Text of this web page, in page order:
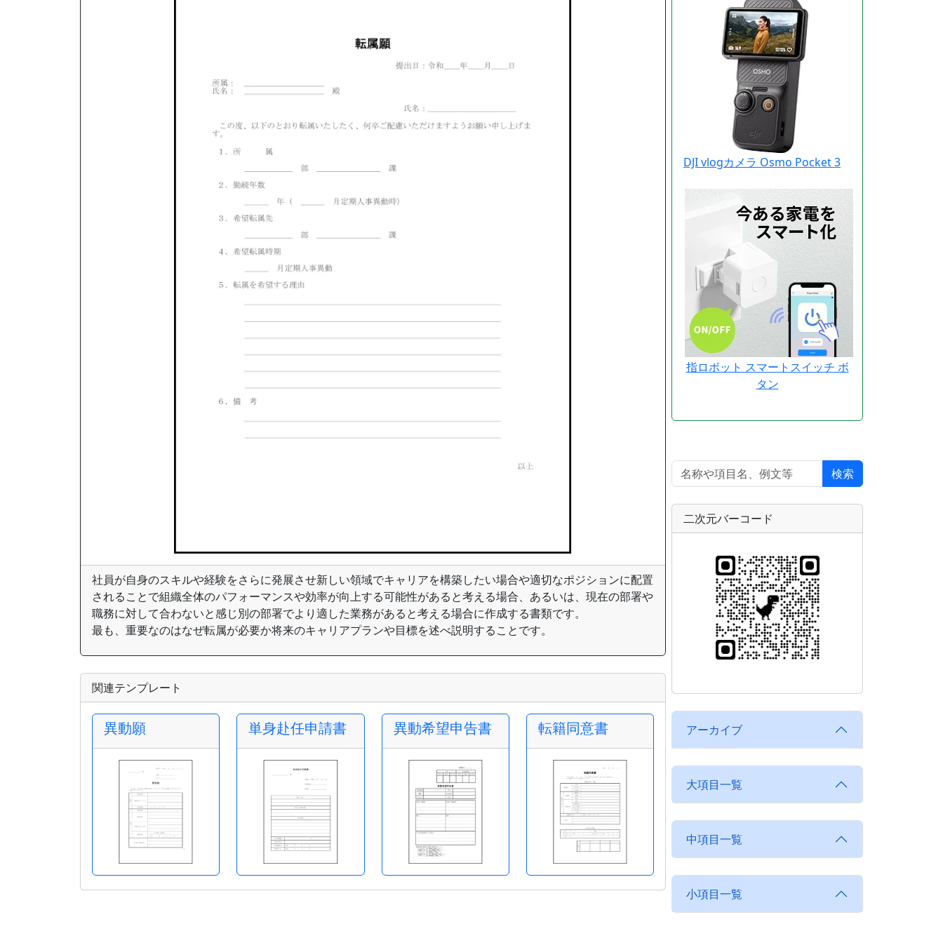
社員が自身のスキルや経験をさらに発展させ新しい領域でキャリアを構築したい場合や適切なポジションに配置
されることで組織全体のパフォーマンスや効率が向上する可能性があると考える場合、あるいは、現在の部署や
職務に対して合わないと感じ別の部署でより適した業務があると考える場合に作成する書類です。
最も、重要なのはなぜ転属が必要か将来のキャリアプランや目標を述べ説明することです。
関連テンプレート
異動願 単身赴任申請書 異動希望申告書 転籍同意書
DJI vlogカメラ Osmo Pocket 3
指ロボット スマートスイッチ ボ
タン
検索
二次元バーコード
アーカイブ
大項目一覧
中項目一覧
小項目一覧